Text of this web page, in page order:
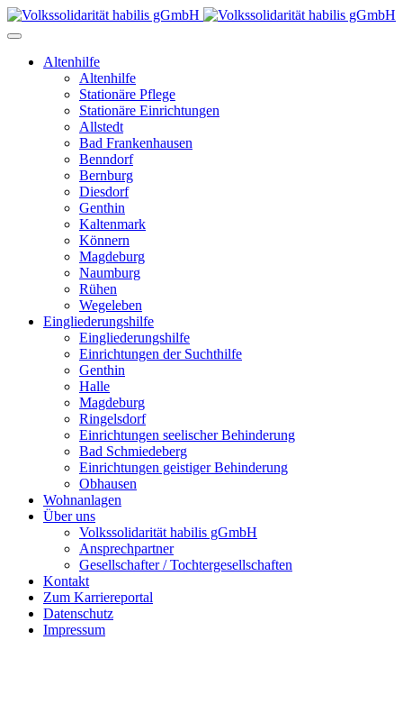
Altenhilfe
Altenhilfe
Stationäre Pflege
Stationäre Einrichtungen
Allstedt
Bad Frankenhausen
Benndorf
Bernburg
Diesdorf
Genthin
Kaltenmark
Könnern
Magdeburg
Naumburg
Rühen
Wegeleben
Eingliederungshilfe
Eingliederungshilfe
Einrichtungen der Suchthilfe
Genthin
Halle
Magdeburg
Ringelsdorf
Einrichtungen seelischer Behinderung
Bad Schmiedeberg
Einrichtungen geistiger Behinderung
Obhausen
Wohnanlagen
Über uns
Volkssolidarität habilis gGmbH
Ansprechpartner
Gesellschafter / Tochtergesellschaften
Kontakt
Zum Karriereportal
Datenschutz
Impressum